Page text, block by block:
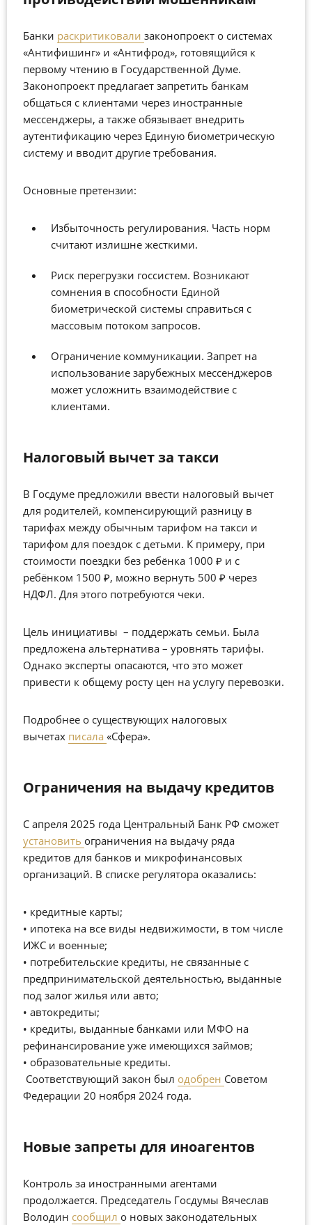
Банки раскритиковали законопроект о системах
«Антифишинг» и «Антифрод», готовящийся к
первому чтению в Государственной Думе.
Законопроект предлагает запретить банкам
общаться с клиентами через иностранные
мессенджеры, а также обязывает внедрить
аутентификацию через Единую биометрическую
систему и вводит другие требования.
Основные претензии:
Избыточность регулирования. Часть норм
считают излишне жесткими.
Риск перегрузки госсистем. Возникают
сомнения в способности Единой
биометрической системы справиться с
массовым потоком запросов.
Ограничение коммуникации. Запрет на
использование зарубежных мессенджеров
может усложнить взаимодействие с
клиентами.
Налоговый вычет за такси
В Госдуме предложили ввести налоговый вычет
для родителей, компенсирующий разницу в
тарифах между обычным тарифом на такси и
тарифом для поездок с детьми. К примеру, при
стоимости поездки без ребёнка 1000 ₽ и с
ребёнком 1500 ₽, можно вернуть 500 ₽ через
НДФЛ. Для этого потребуются чеки.
Цель инициативы – поддержать семьи. Была
предложена альтернатива – уровнять тарифы.
Однако эксперты опасаются, что это может
привести к общему росту цен на услугу перевозки.
Подробнее о существующих налоговых
вычетах писала «Сфера».
Ограничения на выдачу кредитов
С апреля 2025 года Центральный Банк РФ сможет
установить ограничения на выдачу ряда
кредитов для банков и микрофинансовых
организаций. В списке регулятора оказались:
• кредитные карты;
• ипотека на все виды недвижимости, в том числе
ИЖС и военные;
• потребительские кредиты, не связанные с
предпринимательской деятельностью, выданные
под залог жилья или авто;
• автокредиты;
• кредиты, выданные банками или МФО на
рефинансирование уже имеющихся займов;
• образовательные кредиты.
Соответствующий закон был одобрен Советом
Федерации 20 ноября 2024 года.
Новые запреты для иноагентов
Контроль за иностранными агентами
продолжается. Председатель Госдумы Вячеслав
Володин сообщил о новых законодательных